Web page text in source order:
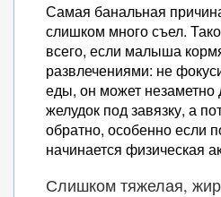
Самая банальная
слишком много съел.
всего, если малыша
развлечениями: не
еды, он может незаметно
желудок под завязку, а
обратно, особенно если
начинается физическая
Слишком тяжелая,